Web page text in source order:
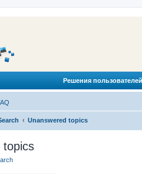
Решения
Unanswered topics
topics